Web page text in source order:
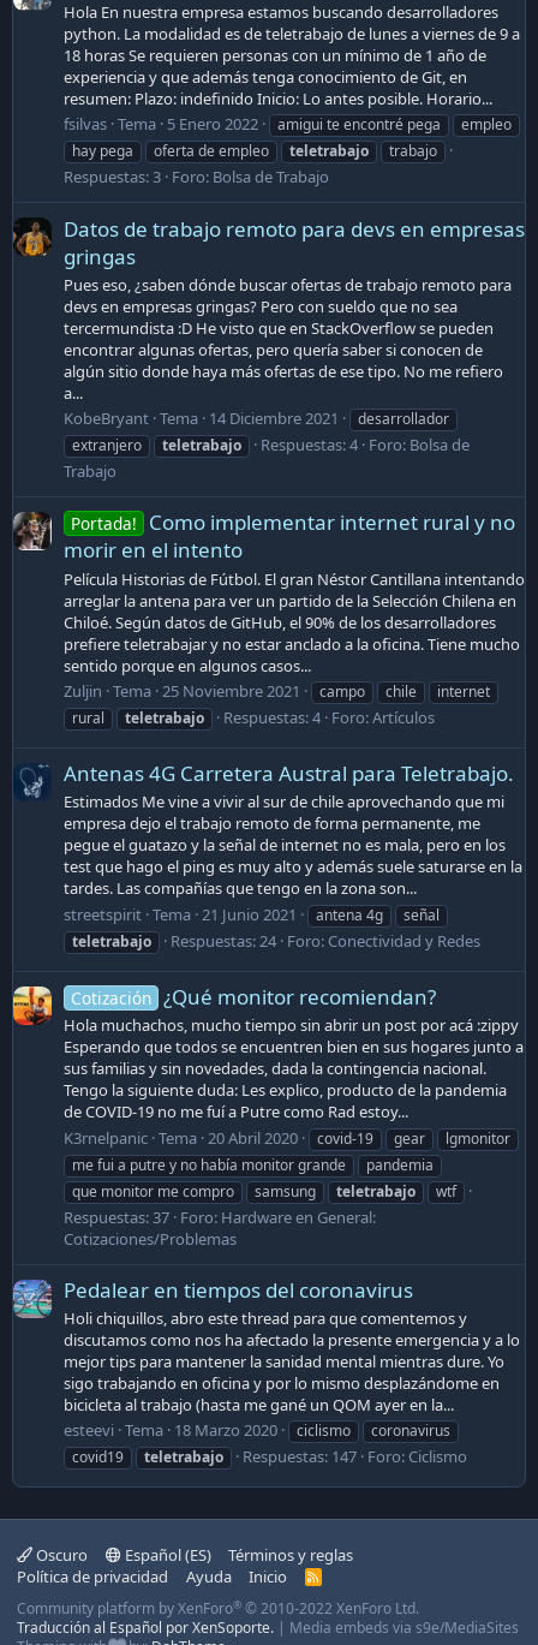
Hola En nuestra empresa estamos buscando desarrolladores
python. La modalidad es de teletrabajo de lunes a viernes de 9 a
18 horas Se requieren personas con un mínimo de 1 año de
experiencia y que además tenga conocimiento de Git, en
resumen: Plazo: indefinido Inicio: Lo antes posible. Horario...
fsilvas Tema 5 Enero 2022 amigui te encontré pega
empleo
hay pega
oferta de empleo teletrabajo trabajo
Respuestas: 3 Foro: Bolsa de Trabajo
Datos de trabajo remoto para devs en empresas
gringas
Pues eso, ¿saben dónde buscar ofertas de trabajo remoto para
devs en empresas gringas? Pero con sueldo que no sea
tercermundista :D He visto que en StackOverflow se pueden
encontrar algunas ofertas, pero quería saber si conocen de
algún sitio donde haya más ofertas de ese tipo. No me refiero
a...
KobeBryant Tema 14 Diciembre 2021
desarrollador
extranjero
teletrabajo Respuestas: 4 Foro: Bolsa de
Trabajo
Portada!
Como implementar internet rural y no
morir en el intento
Película Historias de Fútbol. El gran Néstor Cantillana intentando
arreglar la antena para ver un partido de la Selección Chilena en
Chiloé. Según datos de GitHub, el 90% de los desarrolladores
prefiere teletrabajar y no estar anclado a la oficina. Tiene mucho
sentido porque en algunos casos...
Zuljin Tema 25 Noviembre 2021 campo chile
internet
rural
teletrabajo Respuestas: 4 Foro:Artículos
Antenas 4G Carretera Austral para Teletrabajo.
Estimados Me vine a vivir al sur de chile aprovechando que mi
empresa dejo el trabajo remoto de forma permanente, me
pegue el guatazo y la señal de internet no es mala, pero en los
test que hago el ping es muy alto y además suele saturarse en la
tardes. Las compañías que tengo en la zona son...
streetspirit Tema 21 Junio 2021 antena 4g
señal
teletrabajo
Respuestas: 24 Foro: Conectividad y Redes
Cotización ¿Qué monitor recomiendan?
Hola muchachos, mucho tiempo sin abrir un post por acá :zippy
Esperando que todos se encuentren bien en sus hogares junto a
sus familias y sin novedades, dada la contingencia nacional.
Tengo la siguiente duda: Les explico, producto de la pandemia
de COVID-19 no me fuí a Putre como Rad estoy...
K3rnelpanic Tema 20 Abril 2020 covid-19 gear
lgmonitor
me fui a putre y no había monitor grande
pandemia
que monitor me compro
samsung teletrabajo wtf
Respuestas: 37 Foro: Hardware en General:
Cotizaciones/Problemas
Pedalear en tiempos del coronavirus
Holi chiquillos, abro este thread para que comentemos y
discutamos como nos ha afectado la presente emergencia y a lo
mejor tips para mantener la sanidad mental mientras dure. Yo
sigo trabajando en oficina y por lo mismo desplazándome en
bicicleta al trabajo (hasta me gané un QOM ayer en la...
esteevi Tema 18 Marzo 2020 ciclismo
coronavirus
covid19
teletrabajo Respuestas: 147 Foro: Ciclismo
Oscuro Español (ES)
Términos y reglas
Política de privacidad
Ayuda Inicio
R
S
Community platform by XenForo® © 2010-2022 XenForo Ltd.
Traducción al Español por XenSoporte. | Media embeds via s9e/MediaSites